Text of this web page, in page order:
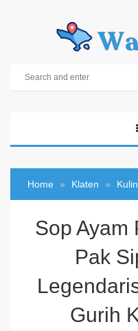
Home Klaten
Sop Ayam
Pak
Gurih